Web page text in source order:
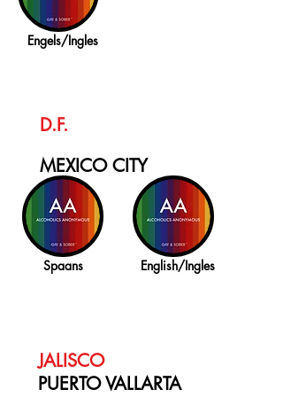
Engels/Ingles
D.F.
MEXICO CITY
Spaans English/Ingles
JALISCO
PUERTO VALLARTA